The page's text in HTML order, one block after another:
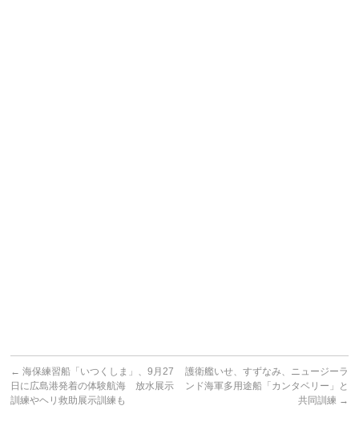
← 海保練習船「いつくしま」、9月27
日に広島港発着の体験航海 放水展示
訓練やヘリ救助展示訓練も
護衛艦いせ、すずなみ、ニュージーラ
ンド海軍多用途船「カンタベリー」と
共同訓練 →